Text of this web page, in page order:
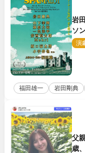
岩
ソ
演
福田雄一 岩田剛典
父
歳